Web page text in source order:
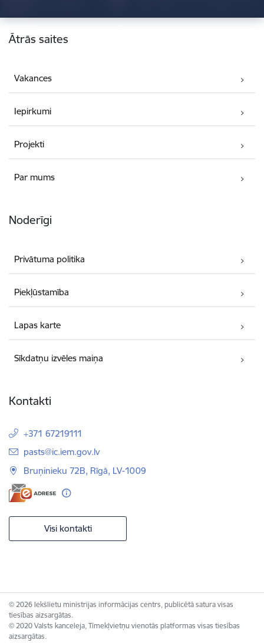
Kājene
Ātrās saites
Vakances
Iepirkumi
Projekti
Par mums
Noderīgi
Privātuma politika
Piekļūstamība
Lapas karte
Sīkdatņu izvēles maiņa
Kontakti
+371 67219111
E-pasts:
pasts@ic.iem.gov.lv
Bruņinieku 72B, Rīgā, LV-1009
Visi kontakti
© 2026 Iekšlietu ministrijas informācijas centrs, publicētā satura visas
tiesības aizsargātas.
© 2020 Valsts kanceleja, Tīmekļvietņu vienotās platformas visas tiesības
aizsargātas.